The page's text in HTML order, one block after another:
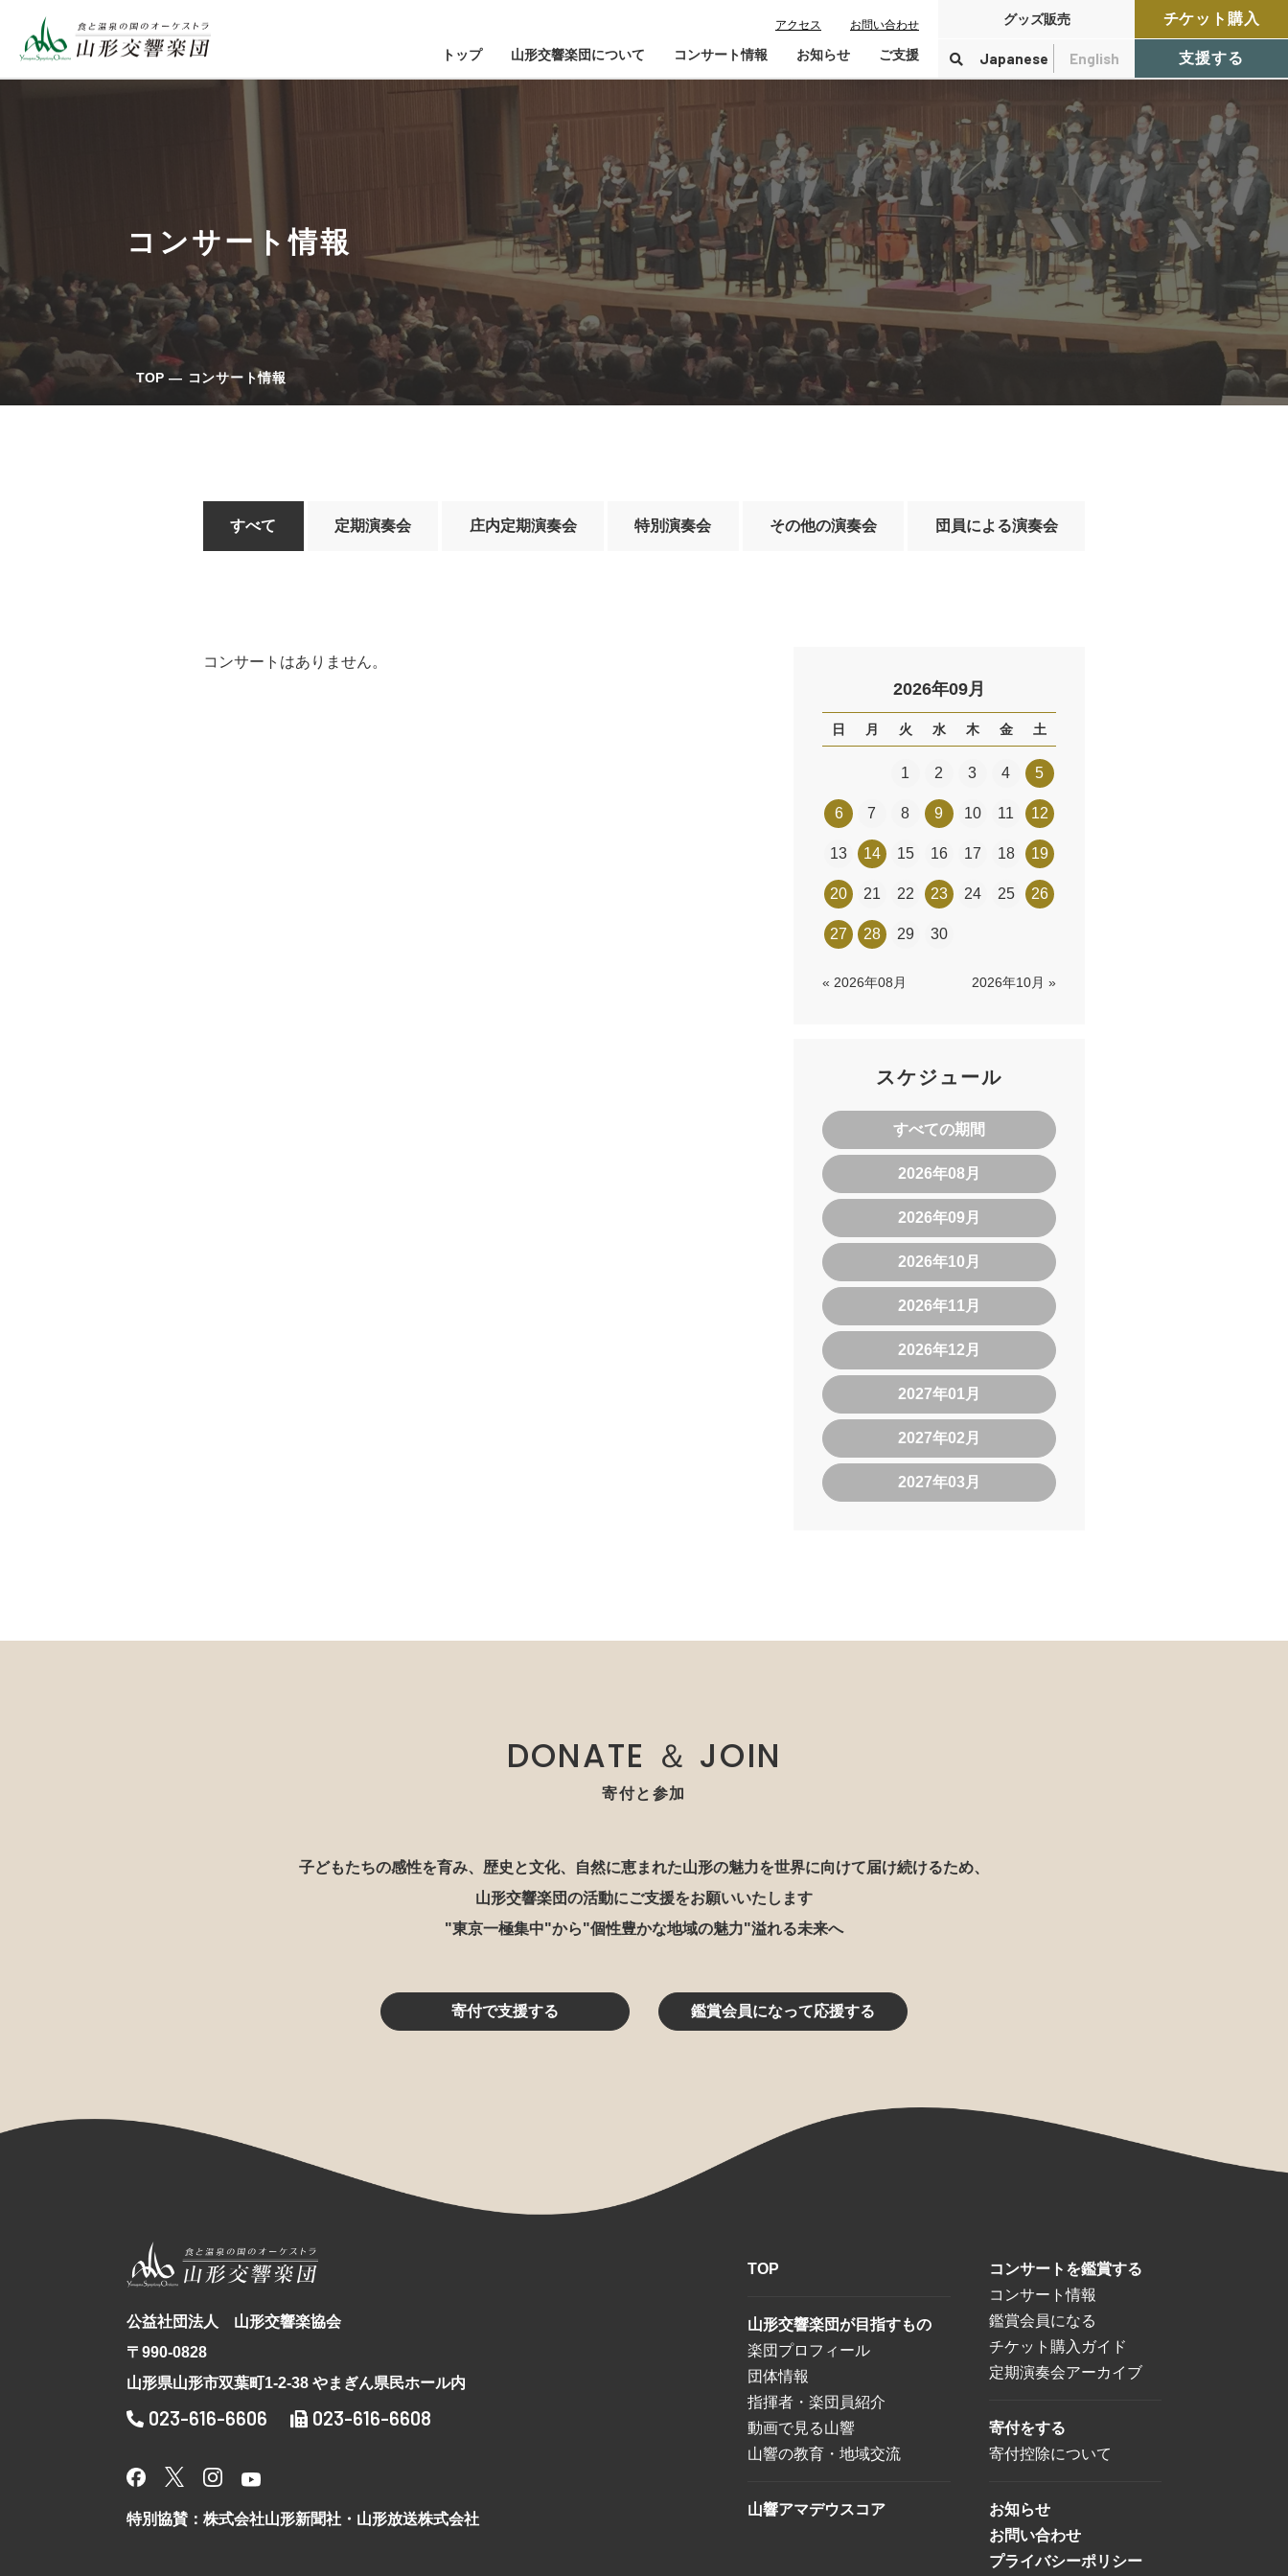
アクセス お問い合わせ
トップ 山形交響楽団について
山響が目指すもの
指揮者・楽団員紹介
山響アマデウスコア
山響の教育・地域交流
動画で見る山響
団体情報
コンサート情報
チケット購入ガイド
鑑賞会員入会
定期演奏会アーカイブ
お知らせ ご支援
寄付控除について
グッズ販売
Japanese English
チケット購入
支援する
コンサート情報
TOP コンサート情報
すべて 定期演奏会 庄内定期演奏会 特別演奏会 その他の演奏会 団員による演奏会
コンサートはありません。
2026年09月
日 月 火 水 木 金 土
1 2 3 4 5
6 7 8 9 10 11 12
13 14 15 16 17 18 19
20 21 22 23 24 25 26
27 28 29 30
« 2026年08月 2026年10月 »
スケジュール
すべての期間
2026年08月
2026年09月
2026年10月
2026年11月
2026年12月
2027年01月
2027年02月
2027年03月
DONATE ＆ JOIN
寄付と参加
子どもたちの感性を育み、歴史と文化、自然に恵まれた山形の魅力を世界に向けて届け続けるため、
山形交響楽団の活動にご支援をお願いいたします
"東京一極集中"から"個性豊かな地域の魅力"溢れる未来へ
寄付で支援する 鑑賞会員になって応援する
公益社団法人 山形交響楽協会
〒990-0828
山形県山形市双葉町1-2-38 やまぎん県民ホール内
023-616-6606 023-616-6608
特別協賛：株式会社山形新聞社・山形放送株式会社
TOP
山形交響楽団が目指すもの
楽団プロフィール
団体情報
指揮者・楽団員紹介
動画で見る山響
山響の教育・地域交流
山響アマデウスコア
コンサートを鑑賞する
コンサート情報
鑑賞会員になる
チケット購入ガイド
定期演奏会アーカイブ
寄付をする
寄付控除について
お知らせ
お問い合わせ
プライバシーポリシー